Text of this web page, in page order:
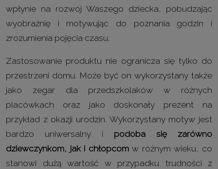
wpłynie na rozwój Waszego dziecka, pobudzając
wyobraźnię i motywując do poznania godzin i
zrozumienia pojęcia czasu.
Zastosowanie produktu nie ogranicza się tylko do
przestrzeni domu. Może być on wykorzystany także
jako zegar dla przedszkolaków w różnych
placówkach oraz jako doskonały prezent na
przykład z okazji urodzin. Wykorzystany motyw jest
bardzo uniwersalny i podoba się zarówno
dziewczynkom, jak i chłopcomw różnym wieku, co
stanowi dużą wartość w przypadku trudności z